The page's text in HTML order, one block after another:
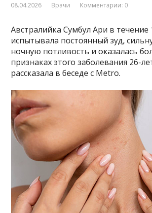
08.04.2026 Врачи Комментарии: 0
Австралийка Сумбул Ари в течение
испытывала постоянный зуд,
ночную потливость и оказалась
признаках этого заболевания 26-
рассказала в беседе с Metro.